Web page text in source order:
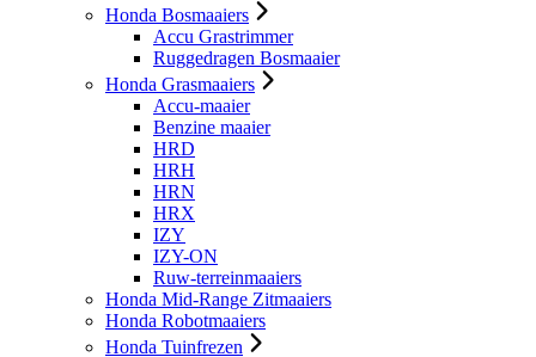
Honda Bosmaaiers
Accu Grastrimmer
Ruggedragen Bosmaaier
Honda Grasmaaiers
Accu-maaier
Benzine maaier
HRD
HRH
HRN
HRX
IZY
IZY-ON
Ruw-terreinmaaiers
Honda Mid-Range Zitmaaiers
Honda Robotmaaiers
Honda Tuinfrezen